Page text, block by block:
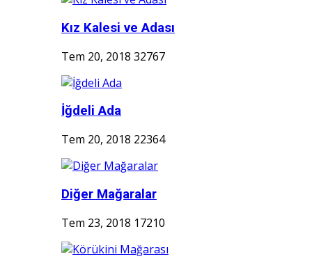
Kız Kalesi ve Adası
Tem 20, 2018 32767
İğdeli Ada
Tem 20, 2018 22364
Diğer Mağaralar
Tem 23, 2018 17210